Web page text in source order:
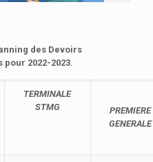
des Devoirs
2022-2023.
TERMINALE
STMG
PREMIERE
GENERALE